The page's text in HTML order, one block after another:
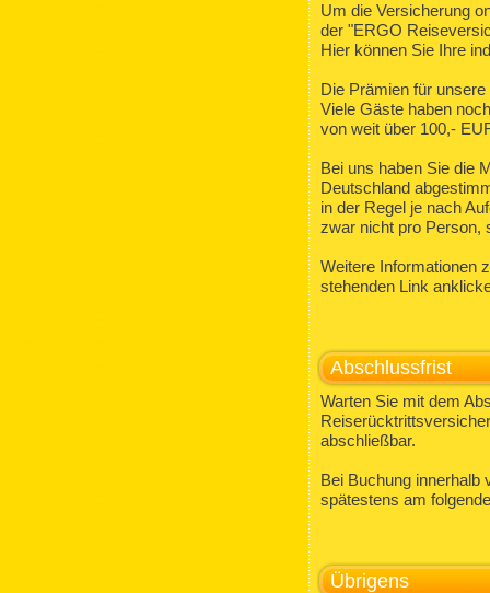
Um die Versicherung
der "ERGO
Hier können Sie Ihre
Die Prämien für
Viele Gäste haben
von weit über 100,-
Bei uns haben Sie die
Deutschland
in der Regel je nach
zwar nicht pro Person,
Weitere Informationen
stehenden Link
Abschlussfrist
Warten Sie mit dem
abschließbar.
Bei Buchung innerhalb
spätestens am
Übrigens